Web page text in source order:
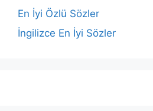
En İyi Özlü Sözler
İngilizce En İyi Sözler